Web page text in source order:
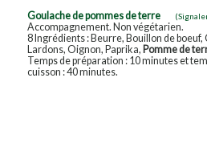
Goulache de pommes de terre
Accompagnement. Non végétarien.
8 Ingrédients : Beurre, Bouillon de
Lardons, Oignon, Paprika, Pomme de
Temps de préparation : 10 minutes et
cuisson : 40 minutes.